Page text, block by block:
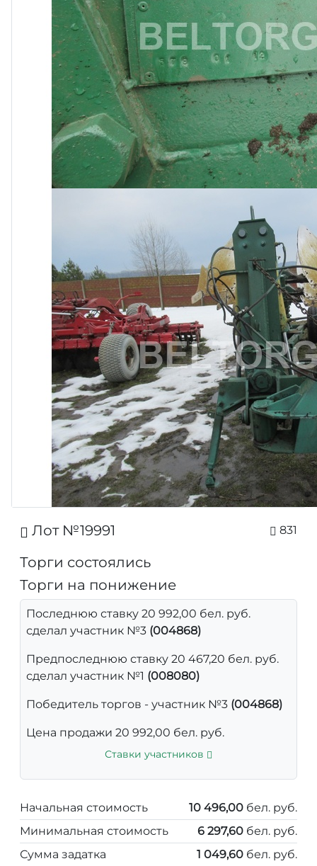
Лот №19991 831
Торги состоялись
Торги на понижение
Последнюю ставку 20 992,00 бел. руб.
сделал участник №3 (004868)
Предпоследнюю ставку 20 467,20 бел. руб.
сделал участник №1 (008080)
Победитель торгов - участник №3 (004868)
Цена продажи 20 992,00 бел. руб.
Ставки участников
Начальная стоимость 10 496,00 бел. руб.
Минимальная стоимость
6 297,60 бел. руб.
Сумма задатка
1 049,60 бел. руб.